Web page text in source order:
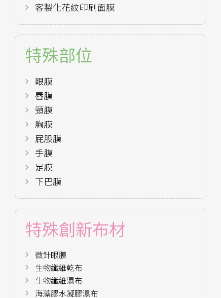
客製化花紋印刷面膜
特殊部位
眼膜
唇膜
頸膜
胸膜
屁股膜
手膜
足膜
下巴膜
特殊創新布材
微針眼膜
生物纖維乾布
生物纖維濕布
海藻膠水凝膠濕布